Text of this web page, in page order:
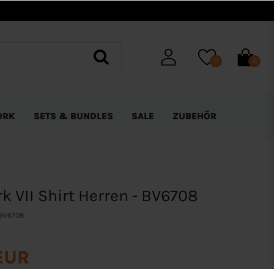
0 0
SETS & BUNDLES SALE ZUBEHÖR
VII Shirt Herren - BV6708